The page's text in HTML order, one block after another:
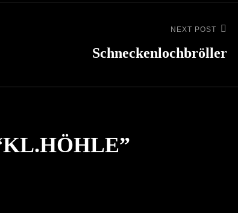
NEXT POST
Schneckenlochbröller
KL.HÖHLE”